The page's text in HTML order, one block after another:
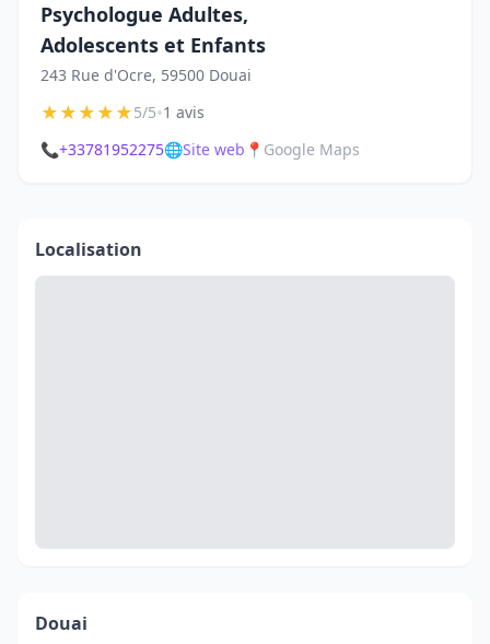
Psychologue Adultes,
Adolescents et Enfants
243 Rue d'Ocre, 59500 Douai
★★★★★5/5•1 avis
📞+33781952275🌐Site web 📍 Google Maps
Localisation
Douai